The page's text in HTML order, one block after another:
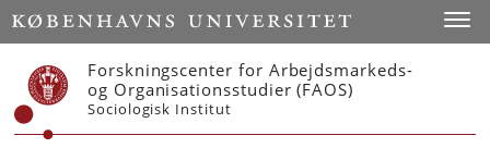
Start
Forskningscenter for Arbejdsmarkeds-
og Organisationsstudier (FAOS)
Sociologisk Institut